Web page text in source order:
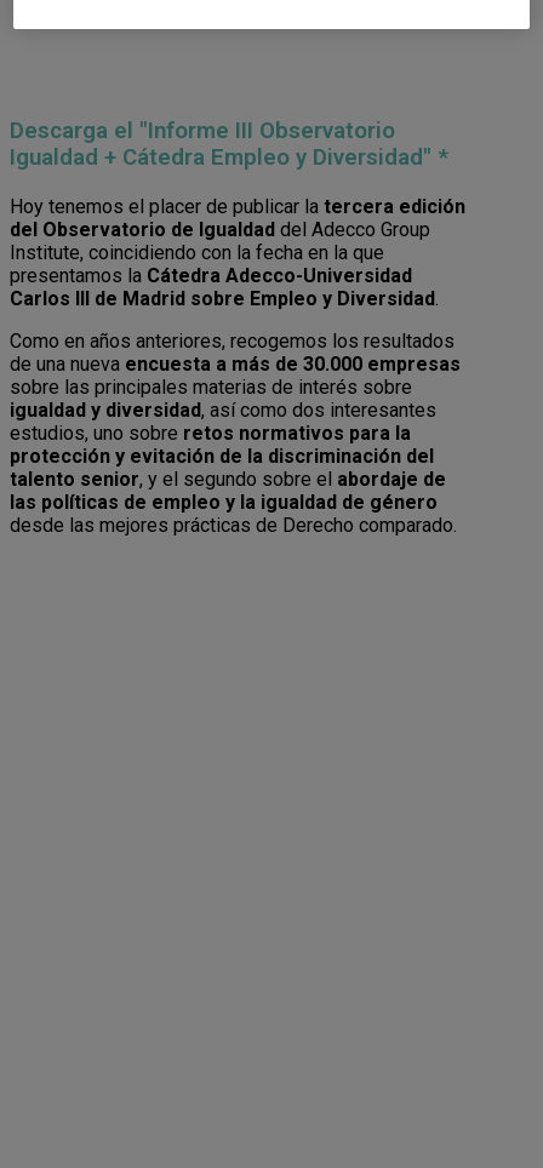
Descarga el "Informe III Observatorio
Igualdad + Cátedra Empleo y Diversidad" *
Hoy tenemos el placer de publicar la tercera edición
del Observatorio de Igualdad del Adecco Group
Institute, coincidiendo con la fecha en la que
presentamos la Cátedra Adecco-Universidad
Carlos III de Madrid sobre Empleo y Diversidad.
Como en años anteriores, recogemos los resultados
de una nueva encuesta a más de 30.000 empresas
sobre las principales materias de interés sobre
igualdad y diversidad, así como dos interesantes
estudios, uno sobre retos normativos para la
protección y evitación de la discriminación del
talento senior, y el segundo sobre el abordaje de
las políticas de empleo y la igualdad de género
desde las mejores prácticas de Derecho comparado.